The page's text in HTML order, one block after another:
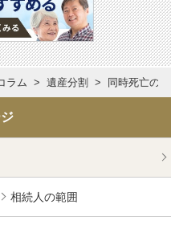
ラム 遺産分割 同時死亡の
相続人の範囲